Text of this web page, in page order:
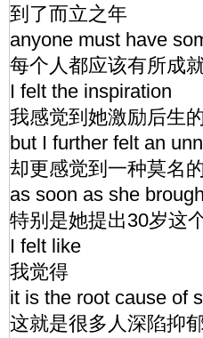
到了而立之年
anyone must have
每个人都应该有所成
I felt the inspiration
我感觉到她激励后生
but I further felt an
却更感觉到一种莫名
as soon as she
特别是她提出30岁这
I felt like
我觉得
it is the root cause of
这就是很多人深陷抑